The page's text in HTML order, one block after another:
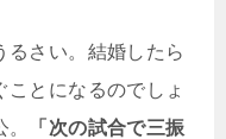
るさい。結婚したら
とになるのでしょ
「次の試合で三振